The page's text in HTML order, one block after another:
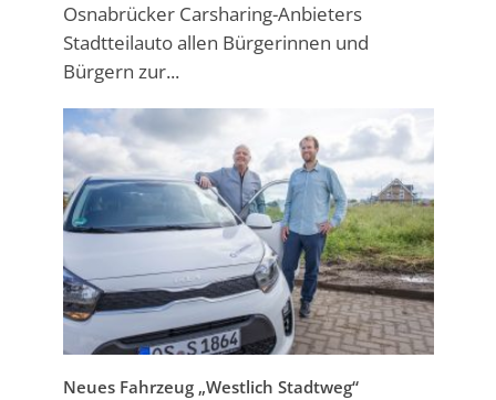
Osnabrücker Carsharing-Anbieters
Stadtteilauto allen Bürgerinnen und
Bürgern zur...
Neues Fahrzeug „Westlich Stadtweg“